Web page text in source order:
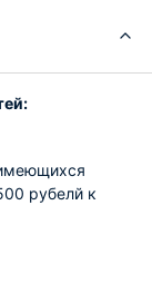
рубелй к